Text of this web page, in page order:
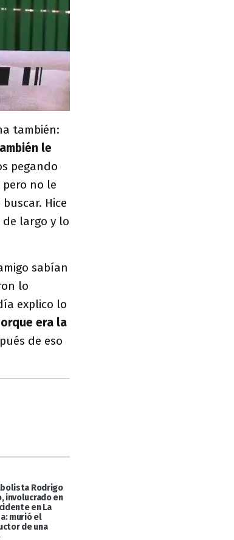
también:
le
pegando
no le
Hice
largo y lo
sabían
lo
explico lo
era la
de eso
Rodrigo
involucrado en
en La
murió el
de una